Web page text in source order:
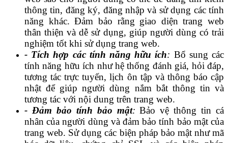
thông tin, đăng ký, đăng nhập và sử dụng các tính
năng khác. Đảm bảo rằng giao diện trang web
thân thiện và dễ sử dụng, giúp người dùng có trải
nghiệm tốt khi sử dụng trang web.
- Tích hợp các tính năng hữu ích: Bổ sung các
tính năng hữu ích như hệ thống đánh giá, hỏi đáp,
tương tác trực tuyến, lịch ôn tập và thông báo cập
nhật để giúp người dùng nắm bắt thông tin và
tương tác với nội dung trên trang web.
- Đảm bảo tính bảo mật:Bảo vệ thông tin cá
nhân của người dùng và đảm bảo tính bảo mật của
trang web. Sử dụng các biện pháp bảo mật như mã